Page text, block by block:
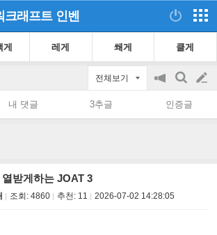
크래프트 인벤
레게 쐐게 클게
전체보기
공
on/off
검
색
글
쓰
내 댓글 3추글 인증글
받게하는 JOAT 3
조회: 4860 추천: 11 2026-07-02 14:28:05